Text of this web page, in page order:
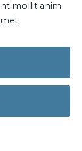
mollit anim